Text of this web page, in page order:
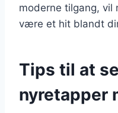
moderne tilgang, vil
være et hit blandt
Tips til at
nyretapper